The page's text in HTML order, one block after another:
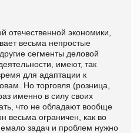
отечественной экономики,
весьма непростые
сегменты деловой
имеют, так
для адаптации к
Но торговля (розница,
именно в силу своих
что не обладают вообще
весьма ограничен, как во
задач и проблем нужно